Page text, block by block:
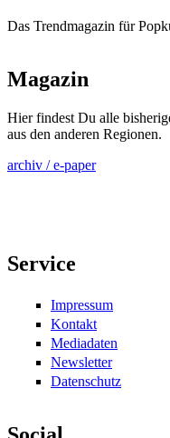
Das Trendmagazin für
Magazin
Hier findest Du alle
aus den anderen Regionen.
archiv / e-paper
Service
Impressum
Kontakt
Mediadaten
Newsletter
Datenschutz